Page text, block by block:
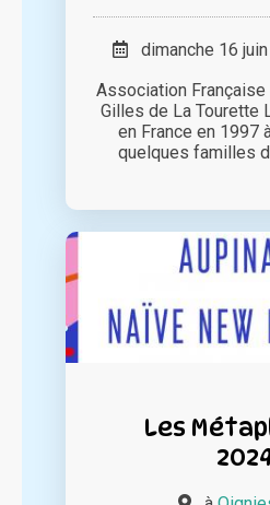
dimanche 16 juin
Association Française
Gilles de La Tourette
en France en 1997
quelques familles
Les